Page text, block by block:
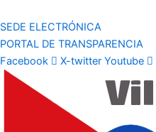
SEDE ELECTRÓNICA
PORTAL DE TRANSPARENCIA
Facebook
X-twitter Youtube